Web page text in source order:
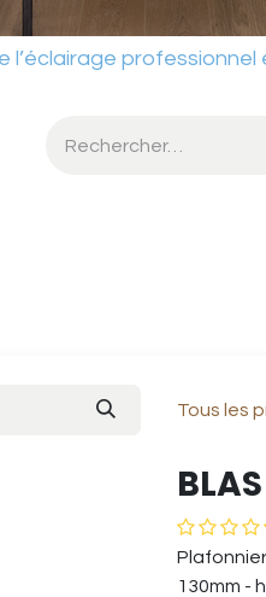
professionnel et
Tous les
Plafonnier
130mm -